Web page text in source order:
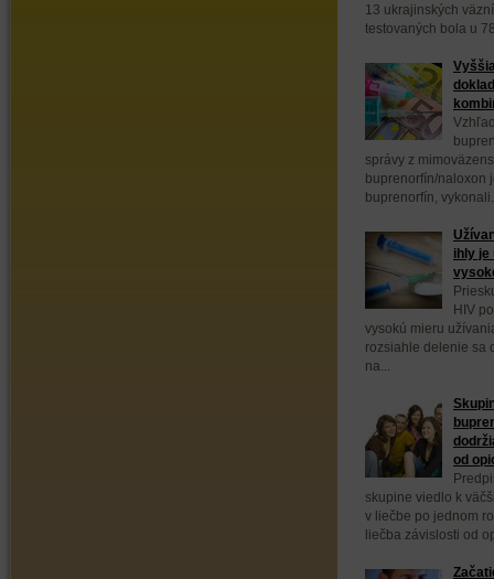
13 ukrajinských
testovaných bola u
správy z
buprenorfín/naloxon
buprenorfín,
ihly je
HIV
vysokú mieru
rozsiahle delenie sa
na...
od
skupine viedlo k
v liečbe po jednom
liečba závislosti od